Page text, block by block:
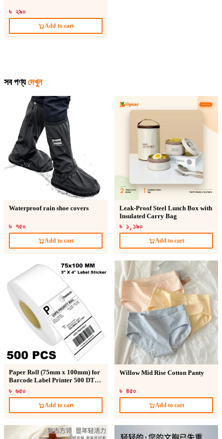
৳ ২৯০
Add to cart
সব পণ্য দেখুন
Waterproof rain shoe covers
৳ ৭৫০
Add to cart
Leak-Proof Steel Lunch Box with
Insulated Carry Bag
৳ ১,১৯০
Add to cart
Paper Roll (75mm x 100mm) for
Barcode Label Printer 500 DT
Sticker
৳ ৬৫০
Add to cart
Willow Mid Rise Cotton Panty
৳ ৪৫০
Add to cart